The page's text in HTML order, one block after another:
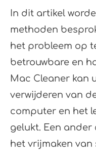
In dit artikel
methoden
het probleem op
betrouwbare en
Mac Cleaner kan
verwijderen van
computer en het
gelukt. Een
het vrijmaken